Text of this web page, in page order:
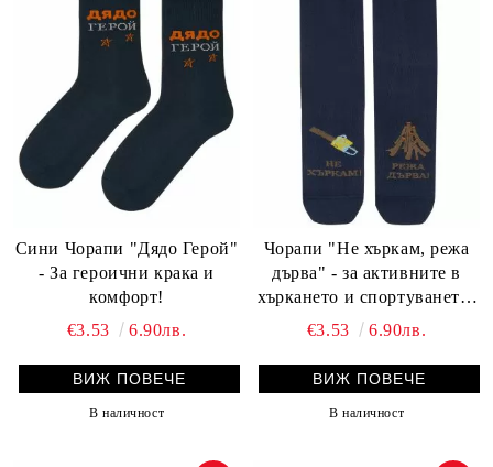
Сини Чорапи "Дядо Герой"
- За героични крака и
комфорт!
€3.53
6.90лв.
ВИЖ ПОВЕЧЕ
В наличност
Чорапи "Не хъркам, режа
дърва" - за активните в
хъркането и спортуването!
Удобни, стилни и забавни.
€3.53 6.90лв.
ВИЖ ПОВЕЧЕ
В наличност